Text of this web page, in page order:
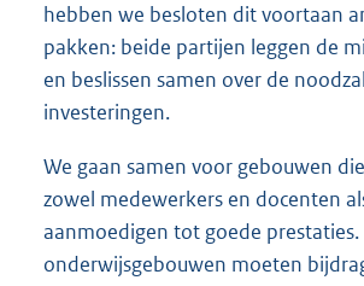
hebben we besloten dit voortaan
pakken: beide partijen leggen de
en beslissen samen over de
investeringen.
We gaan samen voor gebouwen
zowel medewerkers en docenten
aanmoedigen tot goede prestaties.
onderwijsgebouwen moeten